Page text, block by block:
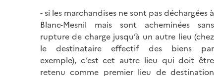
- si les marchandises ne sont pas déchargées à
Blanc-Mesnil mais sont acheminées sans
rupture de charge jusqu’à un autre lieu (chez
le destinataire effectif des biens par
exemple), c’est cet autre lieu qui doit être
retenu comme premier lieu de destination